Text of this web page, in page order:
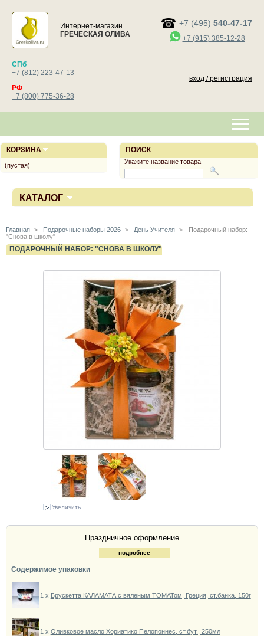
Интернет-магазин
ГРЕЧЕСКАЯ ОЛИВА
+7 (495) 540-47-17
+7 (915) 385-12-28
СПб
+7 (812) 223-47-13
РФ
+7 (800) 775-36-28
вход / регистрация
КАТАЛОГ
Главная > Подарочные наборы 2026 > День Учителя >
Подарочный набор:
"Снова в школу"
ПОДАРОЧНЫЙ НАБОР: "СНОВА В ШКОЛУ"
Увеличить
Праздничное оформление
подробнее
Содержимое упаковки
1 x Брускетта КАЛАМАТА с вяленым ТОМАТом, Греция, ст.банка, 150г
1 x Оливковое масло Хориатико Пелопоннес, ст.бут., 250мл
ПОИСК
Укажите название товара
КОРЗИНА
(пустая)